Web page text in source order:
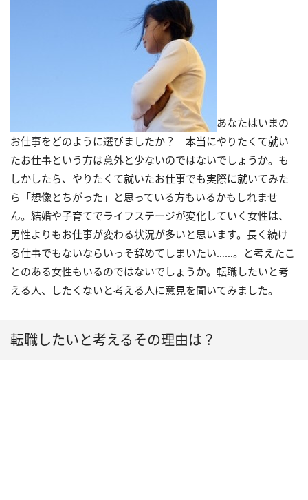
あなたはいまの
お仕事をどのように選びましたか？ 本当にやりたくて就い
たお仕事という方は意外と少ないのではないでしょうか。も
しかしたら、やりたくて就いたお仕事でも実際に就いてみた
ら「想像とちがった」と思っている方もいるかもしれませ
ん。結婚や子育てでライフステージが変化していく女性は、
男性よりもお仕事が変わる状況が多いと思います。長く続け
る仕事でもないならいっそ辞めてしまいたい……。と考えたこ
とのある女性もいるのではないでしょうか。転職したいと考
える人、したくないと考える人に意見を聞いてみました。
転職したいと考えるその理由は？